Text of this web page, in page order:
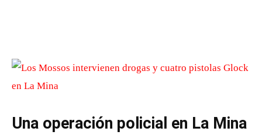
Una operación policial en La Mina